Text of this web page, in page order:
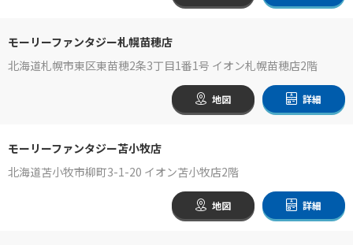
モーリーファンタジー札幌苗穂店
北海道札幌市東区東苗穂2条3丁目1番1号 イオン札幌苗穂店2階
地図 詳細
モーリーファンタジー苫小牧店
北海道苫小牧市柳町3-1-20 イオン苫小牧店2階
地図 詳細